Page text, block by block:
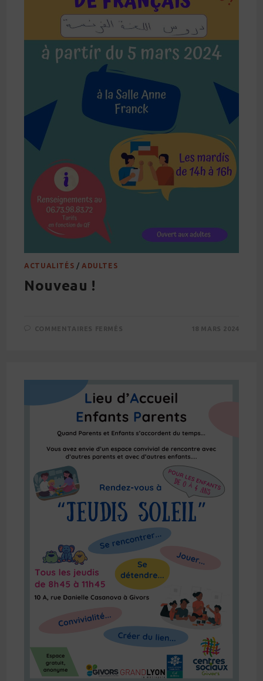
ACTUALITÉS /ADULTES
Nouveau !
COMMENTAIRES FERMÉS 18 MARS 2024